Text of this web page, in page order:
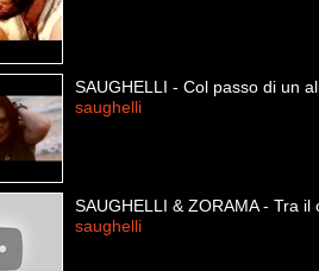
SAUGHELLI - Col passo di un
saughelli
SAUGHELLI & ZORAMA - Tra il
saughelli